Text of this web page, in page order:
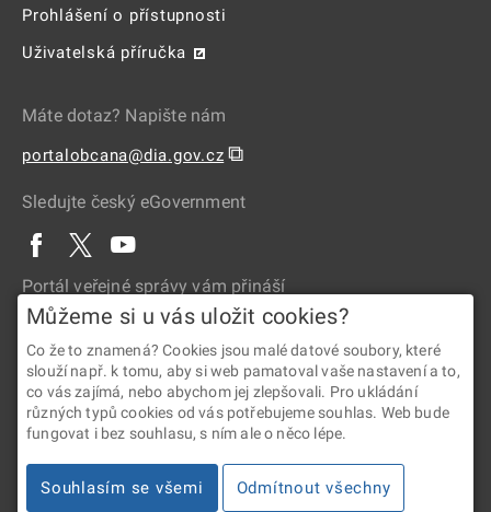
Prohlášení o přístupnosti
Uživatelská příručka
Máte dotaz? Napište nám
portalobcana@dia.gov.cz ⧉
Sledujte český eGovernment
Portál veřejné správy vám přináší
2026 © Digitální a informační agentura • Informace jsou poskytovány
v souladu se zákonem č. 106/1999 Sb., o svobodném přístupu
k informacím.
Můžeme si u vás uložit cookies?
Co že to znamená? Cookies jsou malé datové soubory, které
slouží např. k tomu, aby si web pamatoval vaše nastavení a to,
co vás zajímá, nebo abychom jej zlepšovali. Pro ukládání
různých typů cookies od vás potřebujeme souhlas. Web bude
fungovat i bez souhlasu, s ním ale o něco lépe.
Souhlasím se všemi Odmítnout všechny